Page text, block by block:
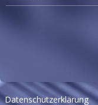
Datenschutzerklärung